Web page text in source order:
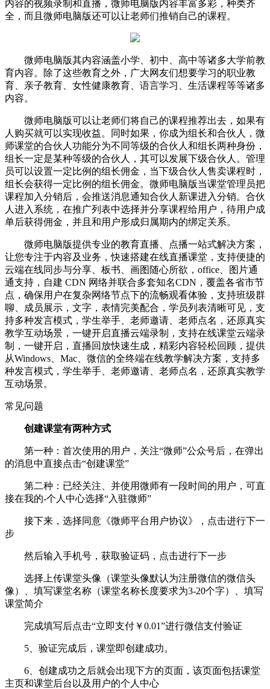
内容的视频录制和直播，微师电脑版内容丰富多彩，种类齐
全，而且微师电脑版还可以让老师们推销自己的课程。
微师电脑版其内容涵盖小学、初中、高中等诸多大学前教
育内容。除了这些教育之外，广大网友们想要学习的职业教
育、亲子教育、女性健康教育、语言学习、生活课程等等诸多
内容。
微师电脑版可以让老师们将自己的课程推荐出去，如果有
人购买就可以实现收益。同时如果，你成为组长和合伙人，微
师课堂的合伙人功能分为不同等级的合伙人和组长两种身份，
组长一定是某种等级的合伙人，其可以发展下级合伙人。管理
员可以设置一定比例的组长佣金，当下级合伙人售卖课程时，
组长会获得一定比例的组长佣金。微师电脑版当课堂管理员把
课程加入分销后，会推送消息通知合伙人新课进入分销。合伙
人进入系统，在推广列表中选择并分享课程给用户，待用户成
单后获得佣金，并且和用户形成归属期内的绑定关系。
微师电脑版提供专业的教育直播、点播一站式解决方案，
让您专注于内容及业务，快速搭建在线直播课堂，支持便捷的
云端在线同步与分享、板书、画图随心所欲，office、图片通
通支持，自建 CDN 网络并联合多套知名CDN，覆盖各省市节
点，确保用户在复杂网络节点下的流畅观看体验，支持班级群
聊、成员展示，文字，表情完美配合，学员列表清晰可见，支
持多种发言模式，学生举手、老师邀请、老师点名，还原真实
教学互动场景，一键开启直播云端录制，支持在线课堂云端录
制，一键开启，直播回放快速生成，精彩内容轻松回顾，提供
从Windows、Mac、微信的全终端在线教学解决方案，支持多
种发言模式，学生举手、老师邀请、老师点名，还原真实教学
互动场景。
常见问题
创建课堂有两种方式
第一种：首次使用的用户，关注“微师”公众号后，在弹出
的消息中直接点击“创建课堂”
第二种：已经关注、并使用微师有一段时间的用户，可直
接在我的-个人中心选择“入驻微师”
接下来，选择同意《微师平台用户协议》，点击进行下一
步
然后输入手机号，获取验证码，点击进行下一步
选择上传课堂头像（课堂头像默认为注册微信的微信头
像）、填写课堂名称（课堂名称长度要求为3-20个字）、填写
课堂简介
完成填写后点击“立即支付￥0.01”进行微信支付验证
5、验证完成后，课堂即创建成功。
6、创建成功之后就会出现下方的页面，该页面包括课堂
主页和课堂后台以及用户的个人中心